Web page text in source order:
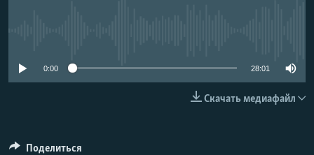
СОЦИАЛЬНЫЕ СЕТИ
0:00 28:01
Скачать медиафайл
Поделиться